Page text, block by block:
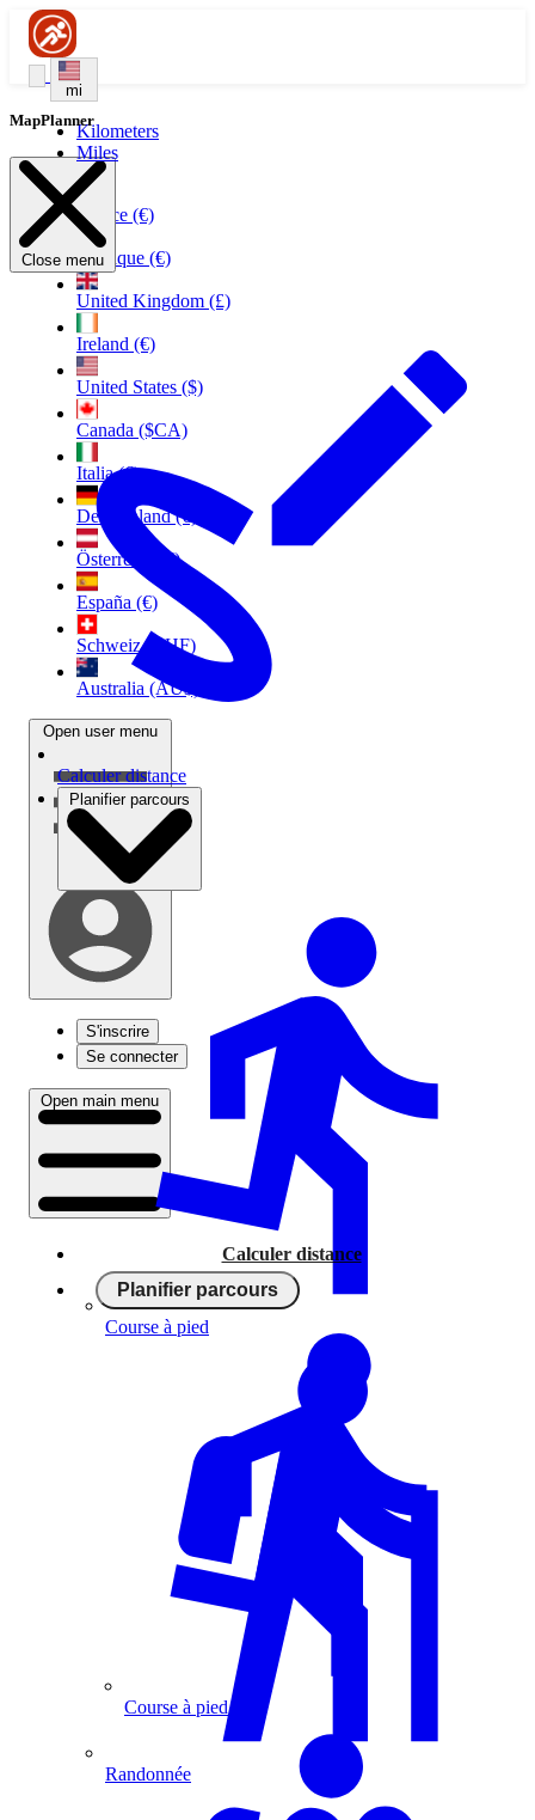
mi
Kilometers
Miles
France (€)
Belgique (€)
United Kingdom (£)
Ireland (€)
United States ($)
Canada ($CA)
Italia (€)
Deutschland (€)
Österreich (€)
España (€)
Schweiz (CHF)
Australia (AU$)
Open user menu
S'inscrire
Se connecter
Open main menu
Calculer distance
Planifier parcours
Course à pied
MapPlanner
Close menu
Calculer distance
Planifier parcours
Course à pied
Randonnée